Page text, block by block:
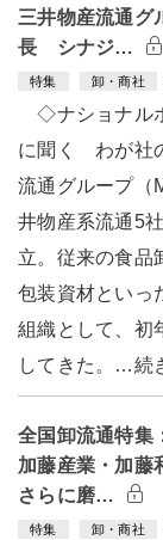
三井物産流通グ
長 シナジ…
特集 卸・商社
◇ナショナル
に聞く わが社
流通グループ（
井物産系流通5
立。従来の食品
包装資材といっ
組織として、初
してきた。…続
全国卸流通特集
加藤産業・加
さらに磨…
特集 卸・商社